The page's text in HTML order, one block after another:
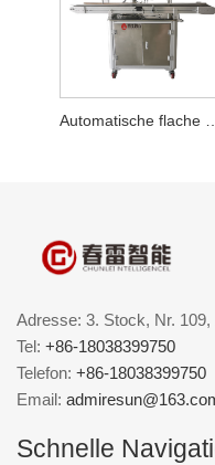
Adresse: 3. Stock, Nr.
Tel: +86-18038399750
Telefon: +86-18038399750
Email:
Schnelle